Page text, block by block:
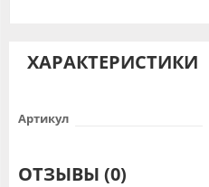
ХАРАКТЕРИСТИКИ
Артикул
ОТЗЫВЫ (0)